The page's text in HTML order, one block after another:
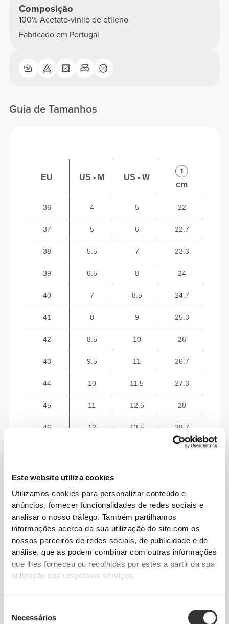
Este website utiliza cookies
Utilizamos cookies para personalizar conteúdo e
anúncios, fornecer funcionalidades de redes sociais e
analisar o nosso tráfego. Também partilhamos
informações acerca da sua utilização do site com os
nossos parceiros de redes sociais, de publicidade e de
análise, que as podem combinar com outras informações
que lhes forneceu ou recolhidas por estes a partir da sua
utilização dos respetivos serviços.
Necessários
Composição
100% Acetato-vinilo de etileno
Fabricado em Portugal
Guia de Tamanhos
EU US - M
US - W
cm
36 4 5 22
37 5 6 22.7
38 5.5 7 23.3
39 6.5 8 24
40 7 8.5 24.7
41 8 9 25.3
42 8.5 10 26
43 9.5 11 26.7
44 10 11.5 27.3
45 11 12.5 28
46 12 13.5 28.7
NOTA SOBRE AS
RECOMENDAÇÕES DE
TAMANHO
escolher o tamanho de calçado certo